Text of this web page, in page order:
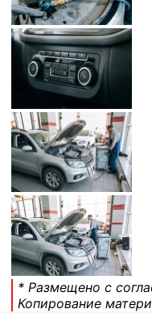
* Размещено с
Копирование